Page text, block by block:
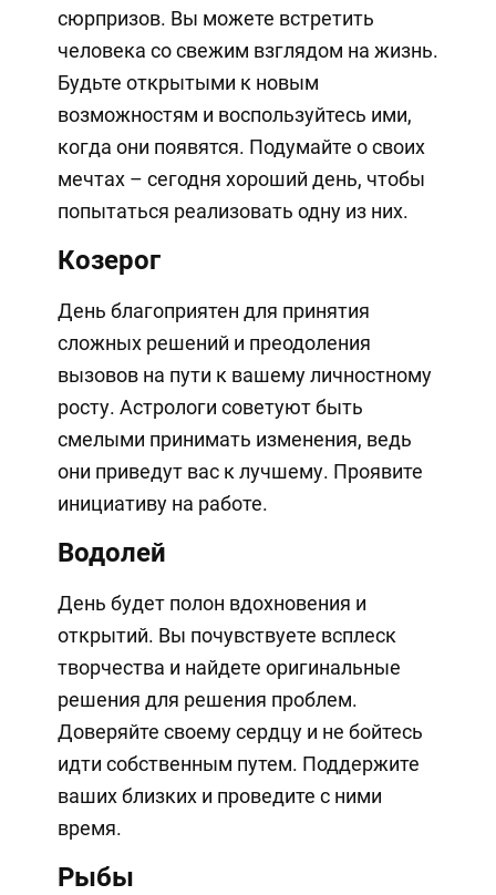
сюрпризов. Вы можете встретить
человека со свежим взглядом на жизнь.
Будьте открытыми к новым
возможностям и воспользуйтесь ими,
когда они появятся. Подумайте о своих
мечтах – сегодня хороший день, чтобы
попытаться реализовать одну из них.
Козерог
День благоприятен для принятия
сложных решений и преодоления
вызовов на пути к вашему личностному
росту. Астрологи советуют быть
смелыми принимать изменения, ведь
они приведут вас к лучшему. Проявите
инициативу на работе.
Водолей
День будет полон вдохновения и
открытий. Вы почувствуете всплеск
творчества и найдете оригинальные
решения для решения проблем.
Доверяйте своему сердцу и не бойтесь
идти собственным путем. Поддержите
ваших близких и проведите с ними
время.
Рыбы